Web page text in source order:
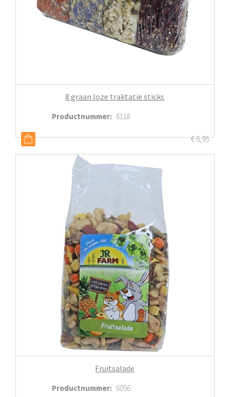
8 graan loze traktatie sticks
Productnummer: 6118
€6,95
Fruitsalade
Productnummer: 6056